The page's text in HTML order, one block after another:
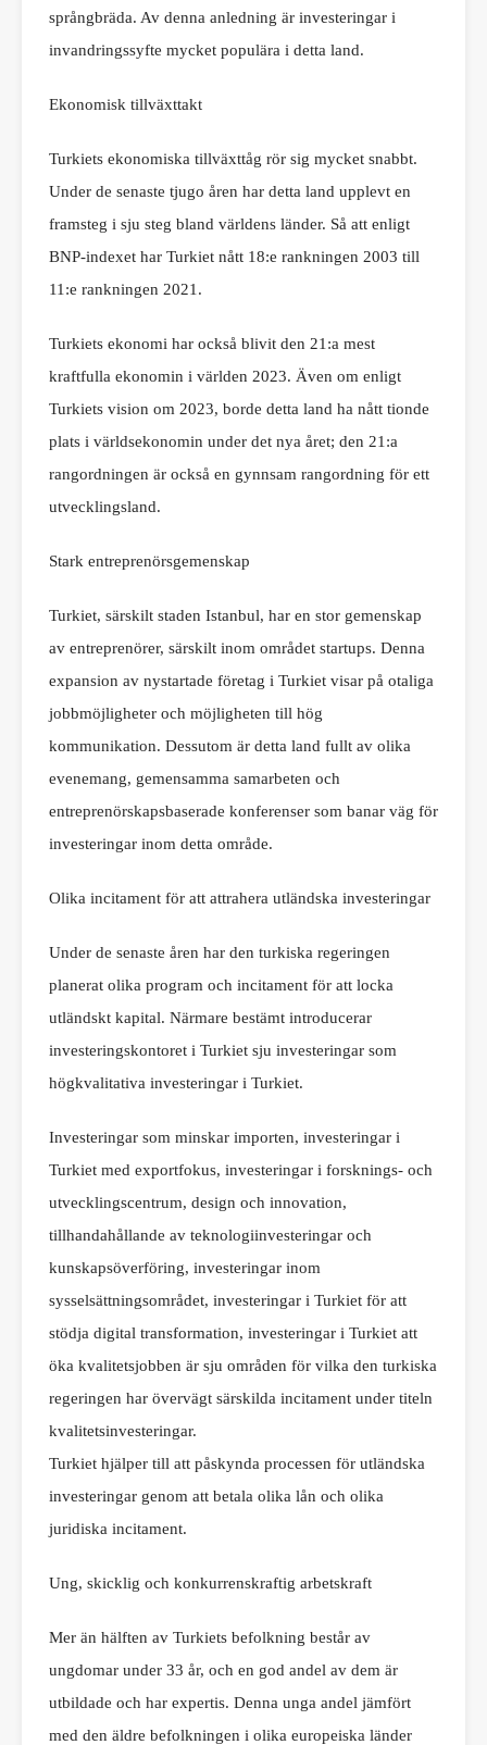
språngbräda. Av denna anledning är investeringar i
invandringssyfte mycket populära i detta land.
Ekonomisk tillväxttakt
Turkiets ekonomiska tillväxttåg rör sig mycket snabbt.
Under de senaste tjugo åren har detta land upplevt en
framsteg i sju steg bland världens länder. Så att enligt
BNP-indexet har Turkiet nått 18:e rankningen 2003 till
11:e rankningen 2021.
Turkiets ekonomi har också blivit den 21:a mest
kraftfulla ekonomin i världen 2023. Även om enligt
Turkiets vision om 2023, borde detta land ha nått tionde
plats i världsekonomin under det nya året; den 21:a
rangordningen är också en gynnsam rangordning för ett
utvecklingsland.
Stark entreprenörsgemenskap
Turkiet, särskilt staden Istanbul, har en stor gemenskap
av entreprenörer, särskilt inom området startups. Denna
expansion av nystartade företag i Turkiet visar på otaliga
jobbmöjligheter och möjligheten till hög
kommunikation. Dessutom är detta land fullt av olika
evenemang, gemensamma samarbeten och
entreprenörskapsbaserade konferenser som banar väg för
investeringar inom detta område.
Olika incitament för att attrahera utländska investeringar
Under de senaste åren har den turkiska regeringen
planerat olika program och incitament för att locka
utländskt kapital. Närmare bestämt introducerar
investeringskontoret i Turkiet sju investeringar som
högkvalitativa investeringar i Turkiet.
Investeringar som minskar importen, investeringar i
Turkiet med exportfokus, investeringar i forsknings- och
utvecklingscentrum, design och innovation,
tillhandahållande av teknologiinvesteringar och
kunskapsöverföring, investeringar inom
sysselsättningsområdet, investeringar i Turkiet för att
stödja digital transformation, investeringar i Turkiet att
öka kvalitetsjobben är sju områden för vilka den turkiska
regeringen har övervägt särskilda incitament under titeln
kvalitetsinvesteringar.
Turkiet hjälper till att påskynda processen för utländska
investeringar genom att betala olika lån och olika
juridiska incitament.
Ung, skicklig och konkurrenskraftig arbetskraft
Mer än hälften av Turkiets befolkning består av
ungdomar under 33 år, och en god andel av dem är
utbildade och har expertis. Denna unga andel jämfört
med den äldre befolkningen i olika europeiska länder